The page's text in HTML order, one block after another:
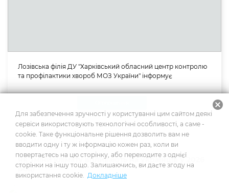
Лозівська філія ДУ "Харківський обласний центр контролю
та профілактики хвороб МОЗ України" інформує
01.05.2026
Як зміни клімату впливають на українців у 2026
році
Для забезпечення зручності у користуванні цим сайтом деякі
сервіси використовують технологічні особливості, а саме -
cookie. Таке функціональне рішення дозволить вам не
вводити одну і ту ж інформацію кожен раз, коли ви
повертаєтесь на цю сторінку, або переходите з однієї
сторінки на іншу тощо. Залишаючись, ви даєте згоду на
використання cookie. Докладніше
cancel